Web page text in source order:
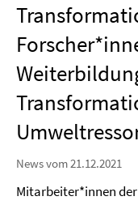
News vom 21.12.2021
Mitarbeiter*innen